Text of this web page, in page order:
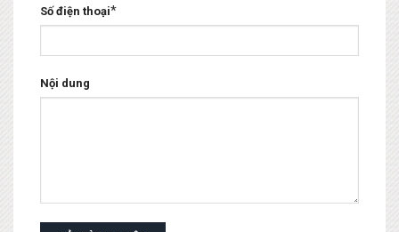
Số điện thoại*
Nội dung